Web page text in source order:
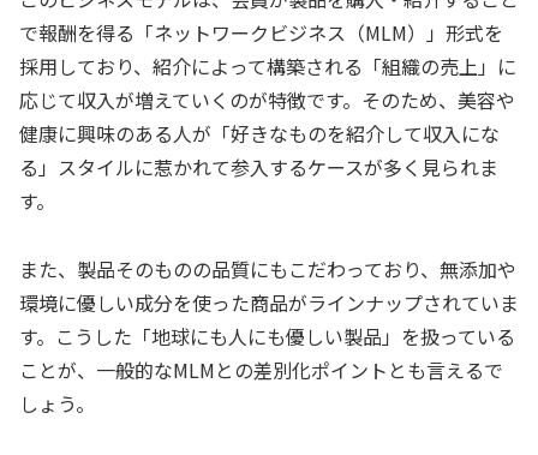
で報酬を得る「ネットワークビジネス（MLM）」形式を
採用しており、紹介によって構築される「組織の売上」に
応じて収入が増えていくのが特徴です。そのため、美容や
健康に興味のある人が「好きなものを紹介して収入にな
る」スタイルに惹かれて参入するケースが多く見られま
す。
また、製品そのものの品質にもこだわっており、無添加や
環境に優しい成分を使った商品がラインナップされていま
す。こうした「地球にも人にも優しい製品」を扱っている
ことが、一般的なMLMとの差別化ポイントとも言えるで
しょう。